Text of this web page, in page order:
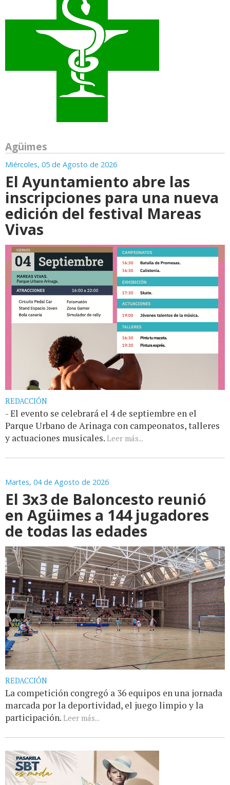
Agüimes
Miércoles, 05 de Agosto de 2026
El Ayuntamiento abre las
inscripciones para una nueva
edición del festival Mareas
Vivas
REDACCIÓN
- El evento se celebrará el 4 de septiembre en el
Parque Urbano de Arinaga con campeonatos, talleres
y actuaciones musicales. Leer más...
Martes, 04 de Agosto de 2026
El 3x3 de Baloncesto reunió
en Agüimes a 144 jugadores
de todas las edades
REDACCIÓN
La competición congregó a 36 equipos en una jornada
marcada por la deportividad, el juego limpio y la
participación. Leer más...